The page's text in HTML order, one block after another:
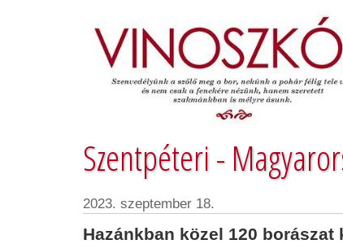
Szentpéteri -
2023. szeptember 18.
Hazánkban közel 120